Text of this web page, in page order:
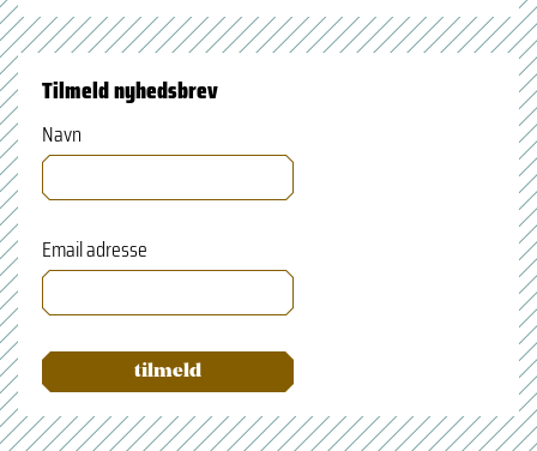
Tilmeld nyhedsbrev
Navn
Email adresse